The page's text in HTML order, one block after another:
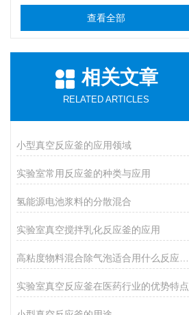
查看全部
相关文章
RELATED ARTICLES
小型真空反应釜的应用领域
实验室常用反应釜的种类与应用
氢能源电池浆料的分散混合
实验室真空搅拌乳化反应釜的应用
实验室真空反应釜在医药行业的优势特点